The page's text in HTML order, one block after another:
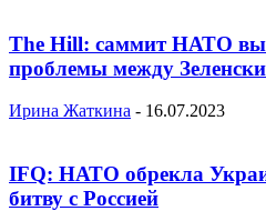
The Hill: саммит НАТО
проблемы между
Ирина Жаткина - 16.07.2023
IFQ: НАТО обрекла
битву с Россией